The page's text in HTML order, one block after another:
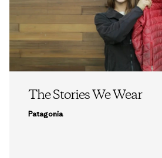
The Stories We Wear
Patagonia